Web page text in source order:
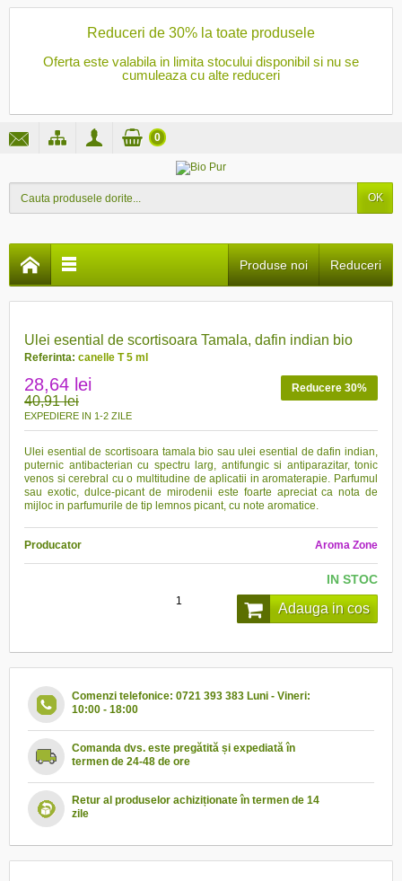
Reduceri de 30% la toate produsele
Oferta este valabila in limita stocului disponibil si nu se
cumuleaza cu alte reduceri
OK
0
Reduceri
Produse noi
PRET REDUS
Ulei esential de scortisoara Tamala, dafin indian bio
Referinta: canelle T 5 ml
Reducere 30%
28,64 lei
40,91 lei
EXPEDIERE IN 1-2 ZILE
Ulei esential de scortisoara tamala bio sau ulei esential de dafin indian,
puternic antibacterian cu spectru larg, antifungic si antiparazitar, tonic
venos si cerebral cu o multitudine de aplicatii in aromaterapie. Parfumul
sau exotic, dulce-picant de mirodenii este foarte apreciat ca nota de
mijloc in parfumurile de tip lemnos picant, cu note aromatice.
Producator Aroma Zone
IN STOC
Adauga in cos
Comenzi telefonice: 0721 393 383 Luni - Vineri:
10:00 - 18:00
Comanda dvs. este pregătită și expediată în
termen de 24-48 de ore
Retur al produselor achiziționate în termen de 14
zile